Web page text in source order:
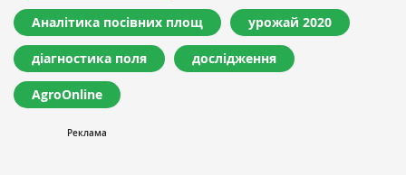
Аналітика посівних площ урожай 2020
діагностика поля дослідження
AgroOnline